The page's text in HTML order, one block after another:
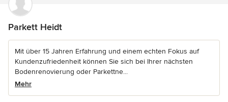
Parkett Heidt
Mit über 15 Jahren Erfahrung und einem echten Fokus auf
Kundenzufriedenheit können Sie sich bei Ihrer nächsten
Bodenrenovierung oder Parkettne...
Mehr